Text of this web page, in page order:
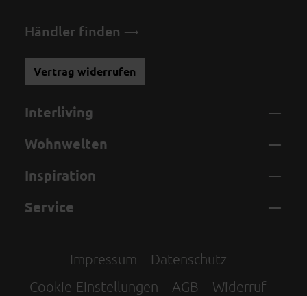
Händler finden
Vertrag widerrufen
Interliving
Wohnwelten
Inspiration
Service
Impressum
Datenschutz
Cookie-Einstellungen
AGB
Widerruf